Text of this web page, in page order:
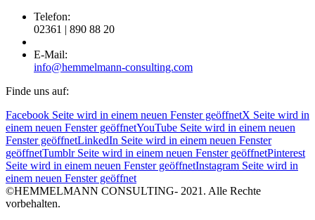
Telefon:
02361 | 890 88 20
E-Mail:
info@hemmelmann-consulting.com
Finde uns auf:
Facebook Seite wird in einem neuen Fenster geöffnetX Seite wird in
einem neuen Fenster geöffnetYouTube Seite wird in einem neuen
Fenster geöffnetLinkedIn Seite wird in einem neuen Fenster
geöffnetTumblr Seite wird in einem neuen Fenster geöffnetPinterest
Seite wird in einem neuen Fenster geöffnetInstagram Seite wird in
einem neuen Fenster geöffnet
©HEMMELMANN CONSULTING- 2021. Alle Rechte
vorbehalten.